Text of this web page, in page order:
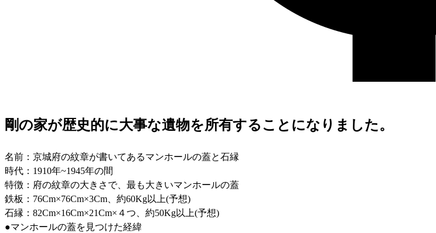
剛の家が歴史的に大事な遺物を所有することになりました。
名前：京城府の紋章が書いてあるマンホールの蓋と石縁
時代：1910年~1945年の間
特徴：府の紋章の大きさで、最も大きいマンホールの蓋
鉄板：76Cm×76Cm×3Cm、約60Kg以上(予想)
石縁：82Cm×16Cm×21Cm×４つ、約50Kg以上(予想)
●マンホールの蓋を見つけた経緯